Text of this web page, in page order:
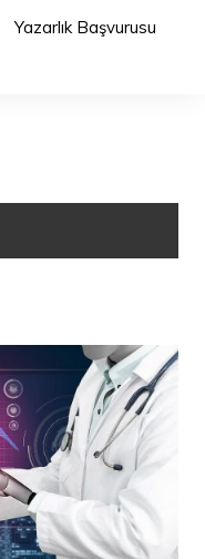
Yazarlık Başvurusu